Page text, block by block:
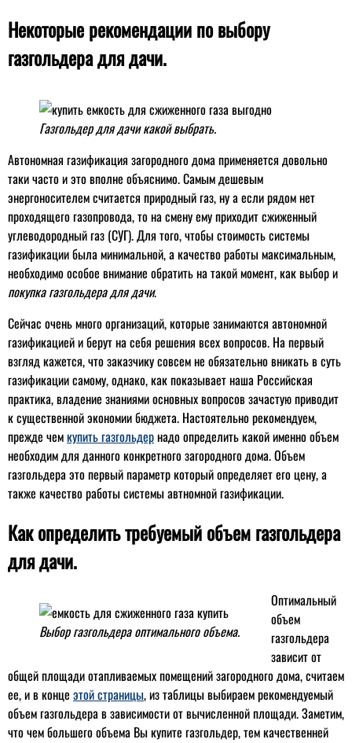
Некоторые рекомендации по выбору
газгольдера для дачи.
Газгольдер для дачи какой выбрать.
Автономная газификация загородного дома применяется довольно
таки часто и это вполне объяснимо. Самым дешевым
энергоносителем считается природный газ, ну а если рядом нет
проходящего газопровода, то на смену ему приходит сжиженный
углеводородный газ (СУГ). Для того, чтобы стоимость системы
газификации была минимальной, а качество работы максимальным,
необходимо особое внимание обратить на такой момент, как выбор и
покупка газгольдера для дачи.
Сейчас очень много организаций, которые занимаются автономной
газификацией и берут на себя решения всех вопросов. На первый
взгляд кажется, что заказчику совсем не обязательно вникать в суть
газификации самому, однако, как показывает наша Российская
практика, владение знаниями основных вопросов зачастую приводит
к существенной экономии бюджета. Настоятельно рекомендуем,
прежде чемкупить газгольдернадо определить какой именно объем
необходим для данного конкретного загородного дома. Объем
газгольдера это первый параметр который определяет его цену, а
также качество работы системы автномной газификации.
Как определить требуемый объем газгольдера
для дачи.
Выбор газгольдера оптимального объема.
Оптимальный
объем
газгольдера
зависит от
общей площади отапливаемых помещений загородного дома, считаем
ее, и в конце этой страницы, из таблицы выбираем рекомендуемый
объем газгольдера в зависимости от вычисленной площади. Заметим,
что чем большего объема Вы купите газгольдер, тем качественней